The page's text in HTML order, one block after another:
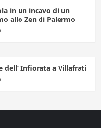
in un incavo di un
allo Zen di Palermo
dell’ Infiorata a Villafrati